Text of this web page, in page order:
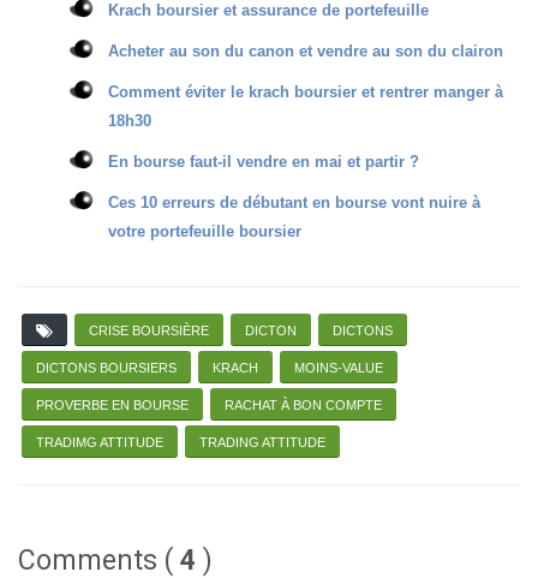
Krach boursier et assurance de portefeuille
Acheter au son du canon et vendre au son du clairon
Comment éviter le krach boursier et rentrer manger à
18h30
En bourse faut-il vendre en mai et partir ?
Ces 10 erreurs de débutant en bourse vont nuire à
votre portefeuille boursier
CRISE BOURSIÈRE DICTON DICTONS
DICTONS BOURSIERS KRACH MOINS-VALUE
PROVERBE EN BOURSE RACHAT À BON COMPTE
TRADIMG ATTITUDE TRADING ATTITUDE
Comments ( 4 )